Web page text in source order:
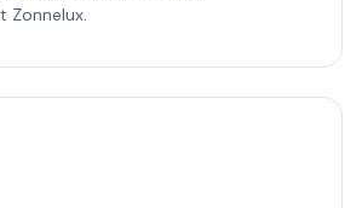
Zonnelux.